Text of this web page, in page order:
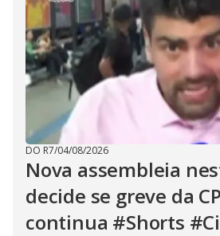
DO R7/04/08/2026
Nova assembleia
decide se greve da
continua #Shorts